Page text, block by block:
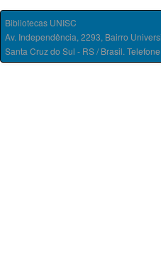
Bibliotecas UNISC
Av. Independência, 2293, Bairro
Santa Cruz do Sul - RS / Brasil.